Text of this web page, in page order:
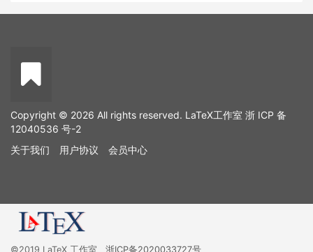
Copyright © 2026 All rights reserved. LaTeX工作室 浙 ICP 备
12040536 号-2
关于我们
用户协议 会员中心
©2019 LaTeX 工作室 浙ICP备2020033727号